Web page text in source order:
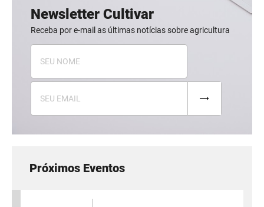
Newsletter Cultivar
Receba por e-mail as últimas notícias sobre agricultura
Próximos Eventos